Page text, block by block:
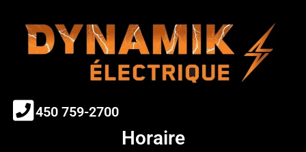
450 759-2700
Horaire